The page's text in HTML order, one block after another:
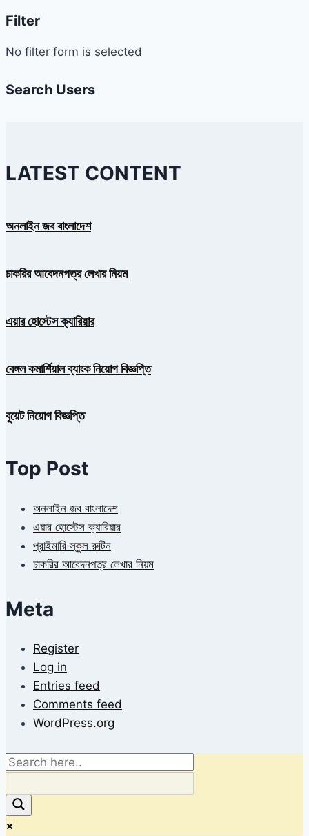
Filter
No filter form is selected
Search Users
LATEST CONTENT
অনলাইন জব বাংলাদেশ
চাকরির আবেদনপত্র লেখার নিয়ম
এয়ার হোস্টেস ক্যারিয়ার
বেঙ্গল কমার্শিয়াল ব্যাংক নিয়োগ বিজ্ঞপ্তি
বুয়েট নিয়োগ বিজ্ঞপ্তি
Top Post
অনলাইন জব বাংলাদেশ
এয়ার হোস্টেস ক্যারিয়ার
প্রাইমারি স্কুল রুটিন
চাকরির আবেদনপত্র লেখার নিয়ম
Meta
Register
Log in
Entries feed
Comments feed
WordPress.org